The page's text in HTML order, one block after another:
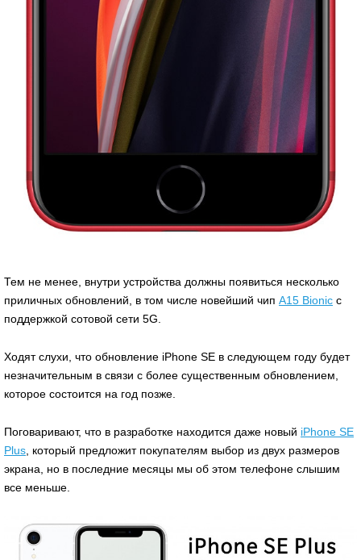
Тем не менее, внутри устройства должны появиться несколько
приличных обновлений, в том числе новейший чип A15 Bionic с
поддержкой сотовой сети 5G.
Ходят слухи, что обновление iPhone SE в следующем году будет
незначительным в связи с более существенным обновлением,
которое состоится на год позже.
Поговаривают, что в разработке находится даже новый iPhone SE
Plus, который предложит покупателям выбор из двух размеров
экрана, но в последние месяцы мы об этом телефоне слышим
все меньше.